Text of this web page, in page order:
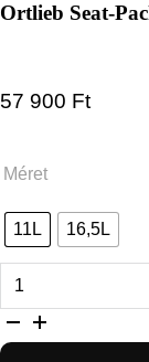
Ortlieb Seat-
57 900 Ft
Méret
11L 16,5L